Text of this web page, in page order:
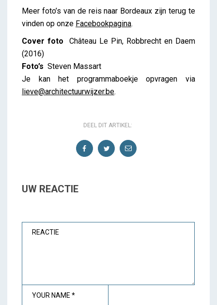
Meer foto’s van de reis naar Bordeaux zijn terug te
vinden op onze Facebookpagina.
Cover foto Château Le Pin, Robbrecht en Daem
(2016)
Foto’s Steven Massart
Je kan het programmaboekje opvragen via
lieve@architectuurwijzer.be.
DEEL DIT ARTIKEL:
UW REACTIE